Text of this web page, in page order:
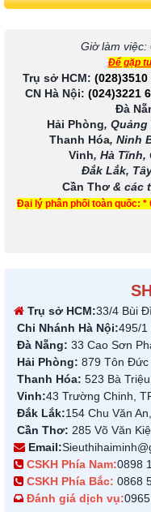
Giờ làm
Để gặp
Trụ sở HCM: (028)3510
CN Hà Nội: (024)3221
Đà
Hải Phòng,
Thanh Hóa, Ninh
Vinh, Hà Tĩnh,
Đắk Lắk,
Cần Thơ & các
Đại lý phân phối toàn quốc:
Trụ sở HCM:33/4 Bùi
Chi Nhánh Hà Nội:495/1
Đà Nẵng: 33 Cao Sơn
Hải Phòng: 879 Tôn Đức
Thanh Hóa: 523 Bà
Vinh:43 Trường Chinh,
Đắk Lắk:154 Chu Văn
Cần Thơ: 285 Võ Văn
Email:
CSKH Phía Nam:0898
CSKH Phía Bắc: 0868
Đánh giá dịch vụ: